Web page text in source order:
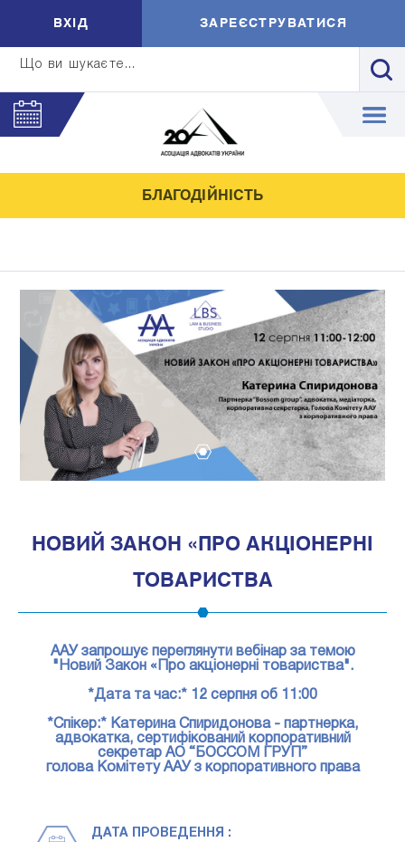
Що ви шукаєте...
ВXIД ЗАРЕЄСТРУВАТИСЯ
БЛАГОДІЙНІСТЬ
НОВИЙ ЗАКОН «ПРО АКЦІОНЕРНІ
ТОВАРИСТВА
ААУ запрошує переглянути вебінар за темою
"Новий Закон «Про акціонерні товариства".
*Дата та час:* 12 серпня об 11:00
*Спікер:* Катерина Спиридонова - партнерка,
адвокатка, сертифікований корпоративний
секретар АО “БОССОМ ГРУП”
голова Комітету ААУ з корпоративного права
ДАТА ПРОВЕДЕННЯ :